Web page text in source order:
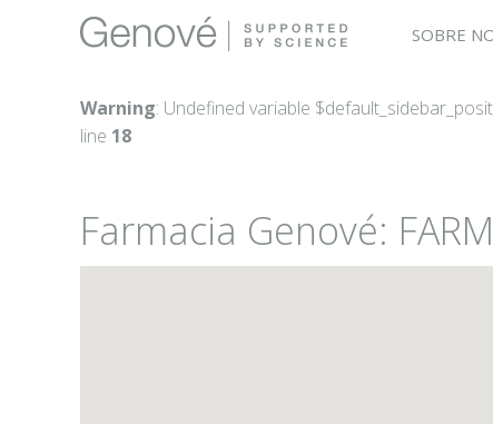
SOBRE
Warning: Undefined variable
line 18
Farmacia Genové: